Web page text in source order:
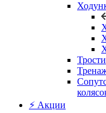
Трости
⚡ Акции